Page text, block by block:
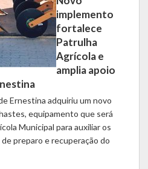
implemento
fortalece
Patrulha
Agrícola e
amplia apoio
Ernestina adquiriu um novo
equipamento que será
Municipal para auxiliar os
preparo e recuperação do